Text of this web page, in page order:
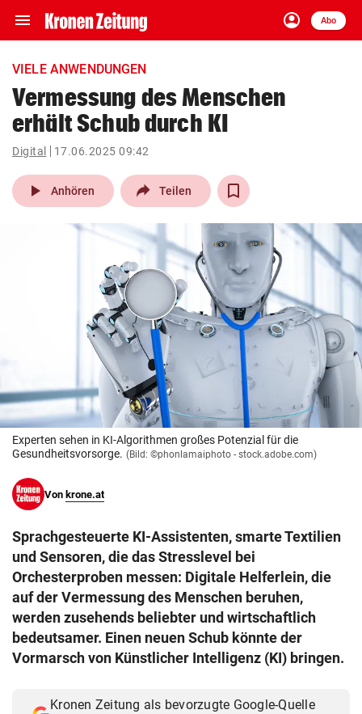
menu Navigation
ein-/ausklappen
account_circle
Anmelden
Abo
close Schließen
account_circle Anmelden
pin_drop
Wien arrow_right
© Krone Multimedia GmbH & Co KG 2026
Muthgasse 2, 1190 Wien
VIELE ANWENDUNGEN
Vermessung des Menschen
erhält Schub durch KI
Digital 17.06.2025 09:42
play_arrow Anhören Teilen
Experten sehen in KI-Algorithmen großes Potenzial für die
Gesundheitsvorsorge. (Bild: ©phonlamaiphoto - stock.adobe.com)
Von krone.at
Sprachgesteuerte KI-Assistenten, smarte Textilien
und Sensoren, die das Stresslevel bei
Orchesterproben messen: Digitale Helferlein, die
auf der Vermessung des Menschen beruhen,
werden zusehends beliebter und wirtschaftlich
bedeutsamer. Einen neuen Schub könnte der
Vormarsch von Künstlicher Intelligenz (KI) bringen.
Kronen Zeitung als bevorzugte Google-Quelle